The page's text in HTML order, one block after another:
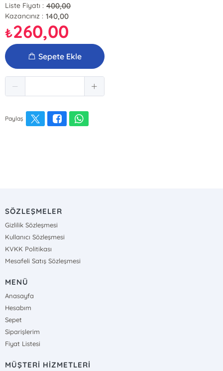
Liste Fiyatı : 400,00
Kazancınız : 140,00
₺260,00
Sepete Ekle
Paylaş
SÖZLEŞMELER
Gizlilik Sözleşmesi
Kullanıcı Sözleşmesi
KVKK Politikası
Mesafeli Satış Sözleşmesi
MENÜ
Anasayfa
Hesabım
Sepet
Siparişlerim
Fiyat Listesi
MÜŞTERİ HİZMETLERİ